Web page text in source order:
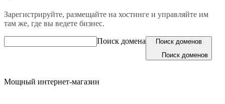
Зарегистрируйте, размещайте на хостинге и управляйте им
там же, где вы ведете бизнес.
Поиск домена
Поиск доменов
Поиск доменов
Мощный интернет-магазин